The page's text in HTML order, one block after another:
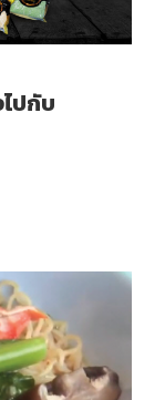
ปกับ